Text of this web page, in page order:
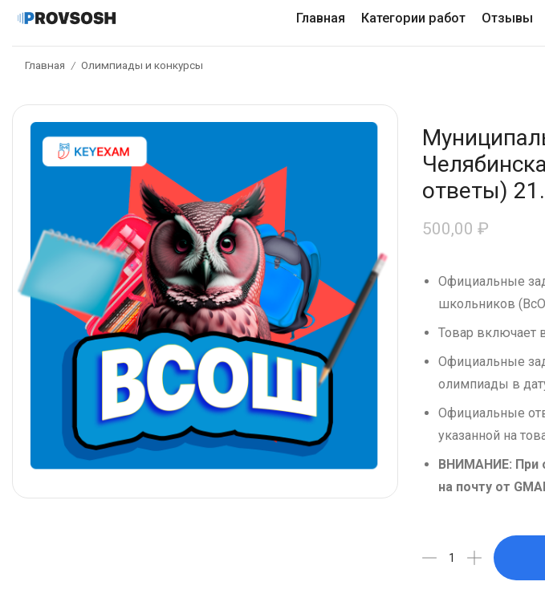
Главная Категории работ Отзывы
Главная / Олимпиады и конкурсы
ответы)
500,00 ₽
Официальные
школьников
Товар включает
Официальные
олимпиады в
Официальные
указанной на
ВНИМАНИЕ: При
на почту от